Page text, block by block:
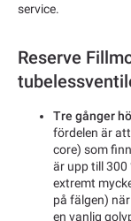
service.
Reserve
Tre gånger
fördelen är
core) som
är upp till 300
extremt
på fälgen)
en vanlig